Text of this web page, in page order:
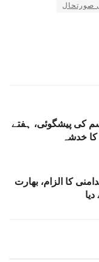
صورتحال
کی پیشگوئی، ہفتے
خدشہ
کا الزام، بھارت